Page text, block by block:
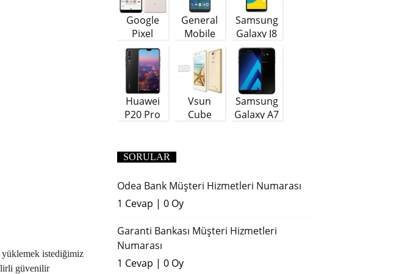
yüklemek istediğimiz
güvenilir
Google
Pixel
General
Mobile
GM9 Plus
Samsung
Galaxy J8
(64 GB)
Huawei
P20 Pro
Vsun
Cube
Samsung
Galaxy A7
SORULAR
Odea Bank Müşteri Hizmetleri Numarası
1 Cevap | 0 Oy
Garanti Bankası Müşteri Hizmetleri
Numarası
1 Cevap | 0 Oy